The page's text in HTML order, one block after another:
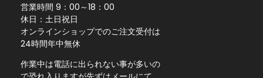
営業時間 9：00～18：00
休日：土日祝日
オンラインショップでのご注文受付は
24時間年中無休
作業中は電話に出られない事が多いの